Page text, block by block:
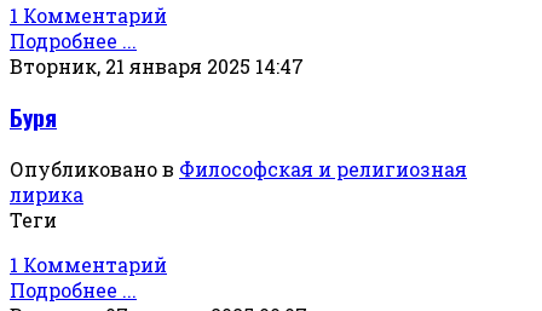
1 Комментарий
Подробнее ...
Вторник, 21 января 2025 14:47
Буря
Опубликовано в Философская и религиозная
лирика
Теги
1 Комментарий
Подробнее ...